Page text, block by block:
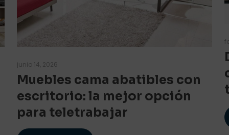
junio 14, 2026
Muebles cama abatibles con
escritorio: la mejor opción
para teletrabajar